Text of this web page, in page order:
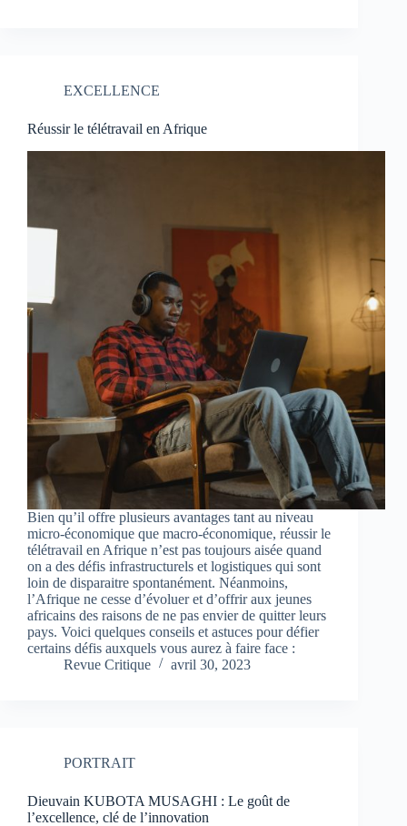
EXCELLENCE
Réussir le télétravail en Afrique
Bien qu’il offre plusieurs avantages tant au niveau
micro-économique que macro-économique, réussir le
télétravail en Afrique n’est pas toujours aisée quand
on a des défis infrastructurels et logistiques qui sont
loin de disparaitre spontanément. Néanmoins,
l’Afrique ne cesse d’évoluer et d’offrir aux jeunes
africains des raisons de ne pas envier de quitter leurs
pays. Voici quelques conseils et astuces pour défier
certains défis auxquels vous aurez à faire face :
Revue Critique
avril 30, 2023
PORTRAIT
Dieuvain KUBOTA MUSAGHI : Le goût de
l’excellence, clé de l’innovation